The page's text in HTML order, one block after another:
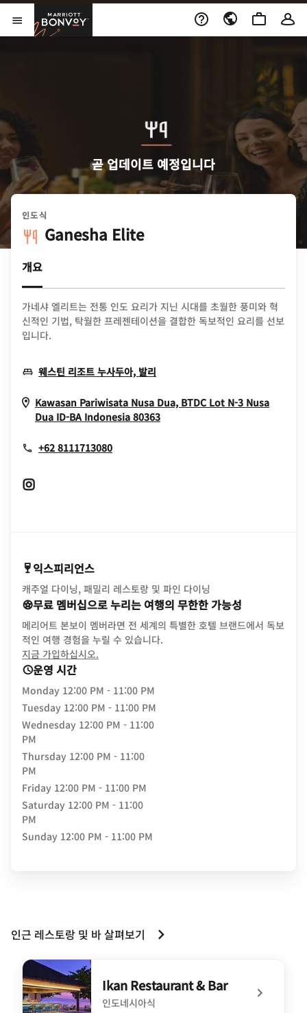
Skip to Content
메뉴 열기
Marriott Bonvoy
곧 업데이트 예정입니다
인도식
Ganesha Elite
개요
가네샤 엘리트는 전통 인도 요리가 지닌 시대를 초월한 풍미와 혁
신적인 기법, 탁월한 프레젠테이션을 결합한 독보적인 요리를 선보
입니다.
웨스틴 리조트 누사두아, 발리
Kawasan Pariwisata Nusa Dua, BTDC Lot N-3 Nusa
Dua ID-BA Indonesia 80363Opens In New Window
+62 8111713080
익스피리언스
캐주얼 다이닝, 패밀리 레스토랑 및 파인 다이닝
무료 멤버십으로 누리는 여행의 무한한 가능성
메리어트 본보이 멤버라면 전 세계의 특별한 호텔 브랜드에서 독보
적인 여행 경험을 누릴 수 있습니다.
지금 가입하십시오.
운영 시간
Monday 12:00 PM - 11:00 PM
Tuesday 12:00 PM - 11:00 PM
Wednesday 12:00 PM - 11:00
PM
Thursday 12:00 PM - 11:00
PM
Friday 12:00 PM - 11:00 PM
Saturday 12:00 PM - 11:00
PM
Sunday 12:00 PM - 11:00 PM
인근 레스토랑 및 바 살펴보기
Ikan Restaurant & Bar
인도네시아식